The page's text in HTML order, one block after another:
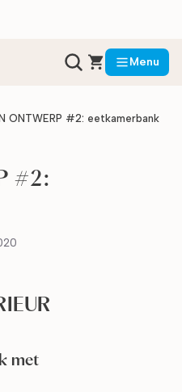
Menu
ONTWERP #2: eetkamerbank
#2:
met